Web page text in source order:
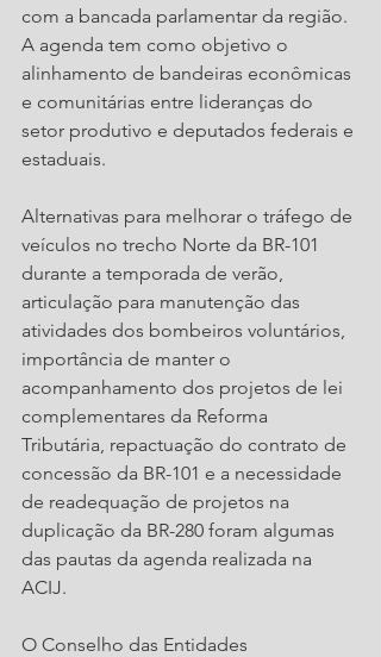
com a bancada parlamentar da região.
A agenda tem como objetivo o
alinhamento de bandeiras econômicas
e comunitárias entre lideranças do
setor produtivo e deputados federais e
estaduais.
Alternativas para melhorar o tráfego de
veículos no trecho Norte da BR-101
durante a temporada de verão,
articulação para manutenção das
atividades dos bombeiros voluntários,
importância de manter o
acompanhamento dos projetos de lei
complementares da Reforma
Tributária, repactuação do contrato de
concessão da BR-101 e a necessidade
de readequação de projetos na
duplicação da BR-280 foram algumas
das pautas da agenda realizada na
ACIJ.
O Conselho das Entidades